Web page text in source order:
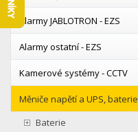
Alarmy JABLOTRON - EZS
Alarmy ostatní - EZS
Kamerové systémy - CCTV
Měniče napětí a UPS, baterie
Baterie